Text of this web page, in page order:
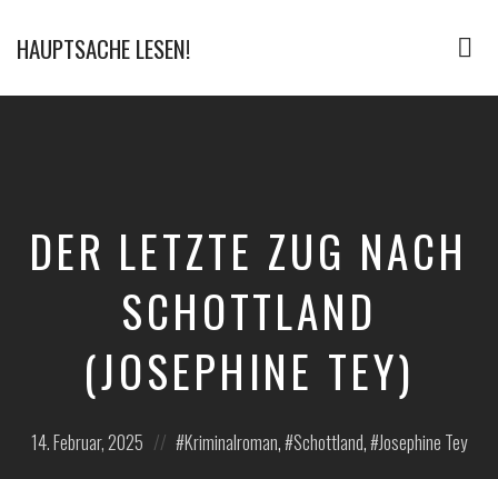
HAUPTSACHE LESEN!
Bücher
DER LETZTE ZUG NACH
SCHOTTLAND
(JOSEPHINE TEY)
Posted
14. Februar, 2025
Posted
Kriminalroman, Schottland, Josephine Tey